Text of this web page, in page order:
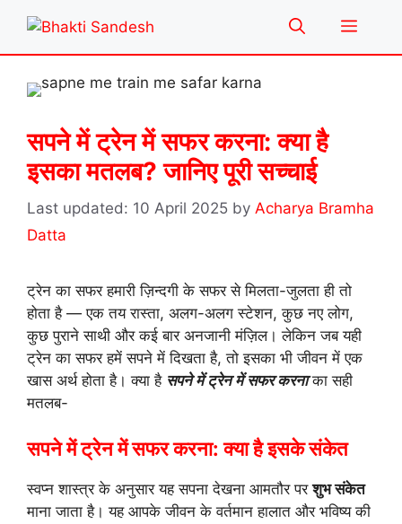
content
Menu
सपने में ट्रेन में सफर करना: क्या है
इसका मतलब? जानिए पूरी सच्चाई
10 April 2025 by Acharya Bramha
Datta
ट्रेन का सफर हमारी ज़िन्दगी के सफर से मिलता-जुलता ही तो
होता है — एक तय रास्ता, अलग-अलग स्टेशन, कुछ नए लोग,
कुछ पुराने साथी और कई बार अनजानी मंज़िल। लेकिन जब यही
ट्रेन का सफर हमें सपने में दिखता है, तो इसका भी जीवन में एक
खास अर्थ होता है। क्या है सपने में ट्रेन में सफर करनाका सही
मतलब-
सपने में ट्रेन में सफर करना: क्या है इसके संकेत
स्वप्न शास्त्र के अनुसार यह सपना देखना आमतौर परशुभ संकेत
माना जाता है। यह आपके जीवन के वर्तमान हालात और भविष्य की